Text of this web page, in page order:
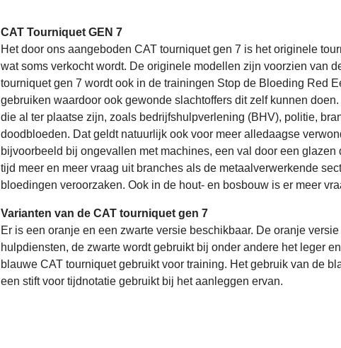
CAT Tourniquet GEN 7
Het door ons aangeboden CAT tourniquet gen 7 is het originele
wat soms verkocht wordt. De originele modellen zijn voorzien van
tourniquet gen 7 wordt ook in de trainingen Stop de Bloeding Red
gebruiken waardoor ook gewonde slachtoffers dit zelf kunnen
die al ter plaatse zijn, zoals bedrijfshulpverlening (BHV), politie,
doodbloeden. Dat geldt natuurlijk ook voor meer alledaagse
bijvoorbeeld bij ongevallen met machines, een val door een
tijd meer en meer vraag uit branches als de metaalverwerkende
bloedingen veroorzaken. Ook in de hout- en bosbouw is er meer
Varianten van de CAT tourniquet gen 7
Er is een oranje en een zwarte versie beschikbaar. De oranje
hulpdiensten, de zwarte wordt gebruikt bij onder andere het leger
blauwe CAT tourniquet gebruikt voor training. Het gebruik van de
een stift voor tijdnotatie gebruikt bij het aanleggen ervan.